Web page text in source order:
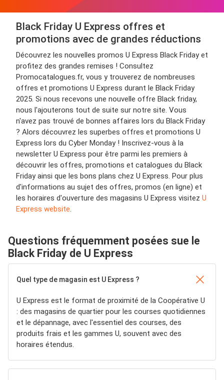
Black Friday U Express offres et
promotions avec de grandes réductions
Découvrez les nouvelles promos U Express Black Friday et
profitez des grandes remises ! Consultez
Promocatalogues.fr, vous y trouverez de nombreuses
offres et promotions U Express durant le Black Friday
2025. Si nous recevons une nouvelle offre Black friday,
nous l'ajouterons tout de suite sur notre site. Vous
n'avez pas trouvé de bonnes affaires lors du Black Friday
? Alors découvrez les superbes offres et promotions U
Express lors du Cyber Monday ! Inscrivez-vous à la
newsletter U Express pour être parmi les premiers à
découvrir les offres, promotions et catalogues du Black
Friday ainsi que les bons plans chez U Express. Pour plus
d'informations au sujet des offres, promos (en ligne) et
les horaires d'ouverture des magasins U Express visitez U
Express website.
Questions fréquemment posées sue le
Black Friday de U Express
Quel type de magasin est U Express ?
U Express est le format de proximité de la Coopérative U
: des magasins de quartier pour les courses quotidiennes
et le dépannage, avec l'essentiel des courses, des
produits frais et les gammes U, souvent avec des
horaires étendus.